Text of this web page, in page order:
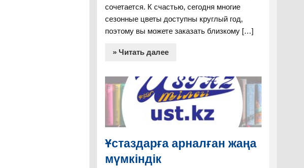
сочетается. К счастью, сегодня многие
сезонные цветы доступны круглый год,
поэтому вы можете заказать близкому […]
» Читать далее
Ұстаздарға арналған жаңа
мүмкіндік